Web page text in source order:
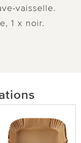
vaisselle.
1 x noir.